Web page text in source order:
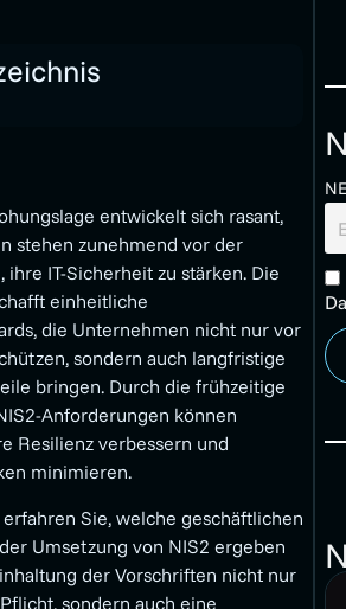
entwickelt sich rasant,
stehen zunehmend vor der
ihre IT-Sicherheit zu stärken. Die
einheitliche
die Unternehmen nicht nur vor
sondern auch langfristige
bringen. Durch die frühzeitige
Anforderungen können
Resilienz verbessern und
minimieren.
Sie, welche geschäftlichen
Umsetzung von NIS2 ergeben
der Vorschriften nicht nur
sondern auch eine